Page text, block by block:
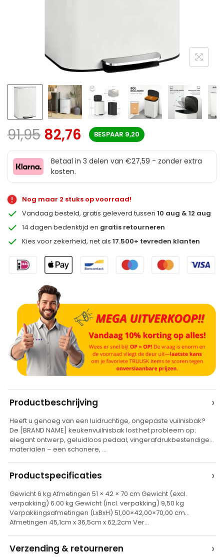
91,95 82,76 BESPAAR 9,20
Betaal in 3 delen van €27,59 - zonder extra
kosten.
Nog maar 2 stuks op voorraad!
Vandaag besteld, gratis geleverd tussen10 aug & 12 aug
14 dagen bedenktijd en gratis retourneren
Kies voor zekerheid, net als17.500+ tevreden klanten
t
e
r
a
t
v
e
Productbeschrijving ›
Heeft u genoeg van een luidruchtige, ongepaste vuilnisbak?
De [BRAND NAME] keukenvuilnisbak lost het probleem op:
elegant ontwerp, geluidloos pedaal, vingerafdrukbestendige
materialen – een schonere, …
Productspecificaties ›
Gewicht 6 kg Afmetingen 51 × 42 × 70 cm Gewicht (excl.
verpakking) 6.00 kg Gewicht (incl. verpakking) 9,50 kg
Verpakkingsafmetingen (LxBxH) 51,00×42,00×70,00 cm
Afmetingen 45,1cm x 36,5cm x 62,2cm Ver…
Verzending & retourneren ›